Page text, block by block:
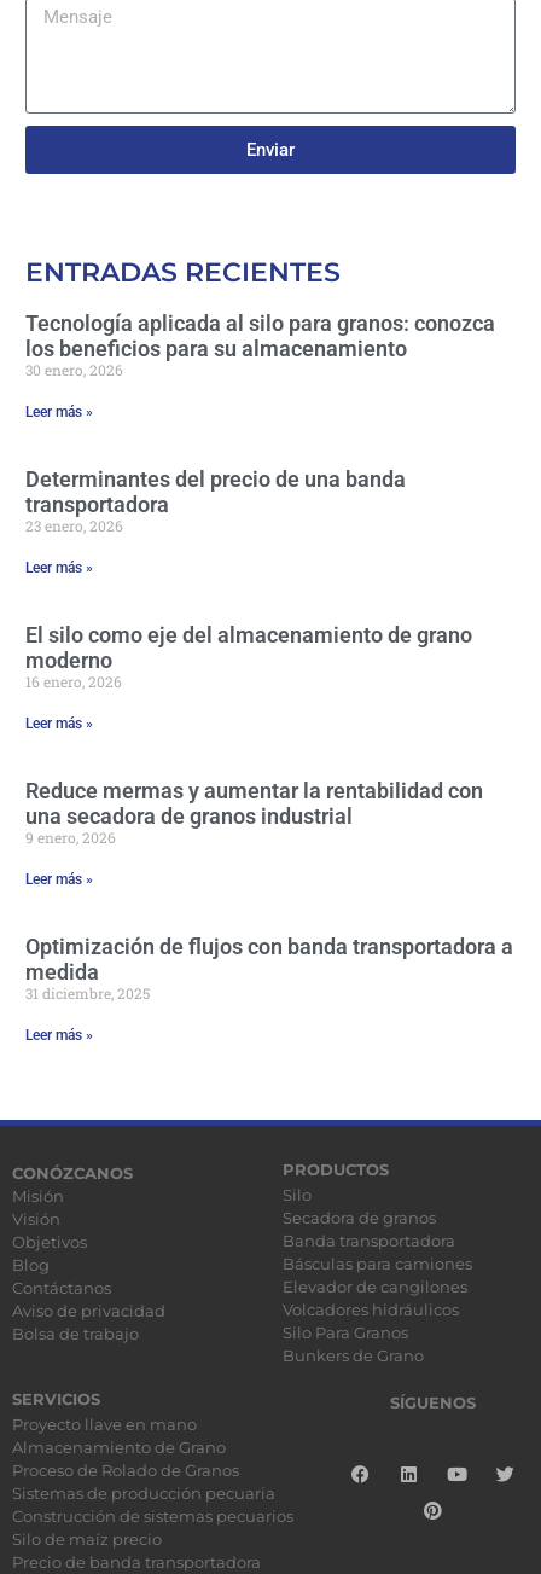
Enviar
ENTRADAS RECIENTES
Tecnología aplicada al silo para granos: conozca
los beneficios para su almacenamiento
30 enero, 2026
Leer más »
Determinantes del precio de una banda
transportadora
23 enero, 2026
Leer más »
El silo como eje del almacenamiento de grano
moderno
16 enero, 2026
Leer más »
Reduce mermas y aumentar la rentabilidad con
una secadora de granos industrial
9 enero, 2026
Leer más »
Optimización de flujos con banda transportadora a
medida
31 diciembre, 2025
Leer más »
CONÓZCANOS
Misión
Visión
Objetivos
Blog
Contáctanos
Aviso de privacidad
Bolsa de trabajo
PRODUCTOS
Silo
Secadora de granos
Banda transportadora
Básculas para camiones
Elevador de cangilones
Volcadores hidráulicos
Silo Para Granos
Bunkers de Grano
SERVICIOS
Proyecto llave en mano
Almacenamiento de Grano
Proceso de Rolado de Granos
Sistemas de producción pecuaria
Construcción de sistemas pecuarios
Silo de maíz precio
Precio de banda transportadora
SÍGUENOS